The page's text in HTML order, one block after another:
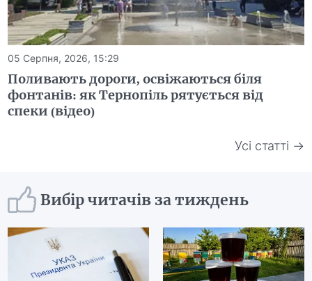
05 Серпня, 2026, 15:29
Поливають дороги, освіжаються біля
фонтанів: як Тернопіль рятується від
спеки (відео)
Усі статті →
Вибір читачів за тиждень